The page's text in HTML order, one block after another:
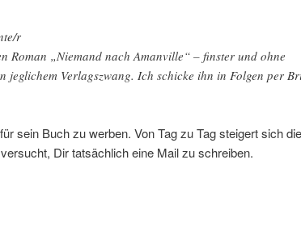
r
Roman „Niemand nach Amanville“ – finster und ohne
jeglichem Verlagszwang. Ich schicke ihn in Folgen per
sein Buch zu werben. Von Tag zu Tag steigert sich die
Dir tatsächlich eine Mail zu schreiben.